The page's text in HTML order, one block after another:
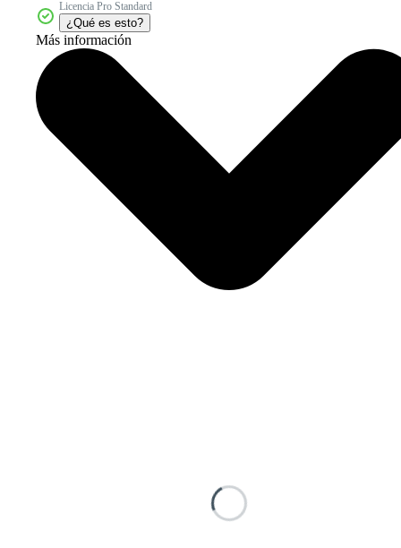
Licencia Pro Standard
¿Qué es esto?
Más información